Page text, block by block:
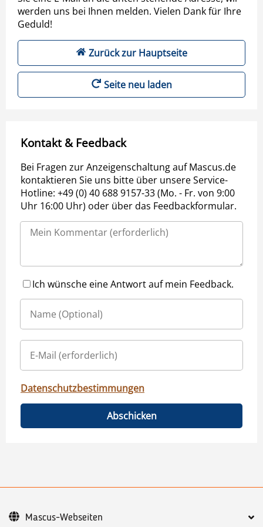
werden uns bei Ihnen melden. Vielen Dank für Ihre
Geduld!
Zurück zur Hauptseite
Seite neu laden
Kontakt & Feedback
Bei Fragen zur Anzeigenschaltung auf Mascus.de
kontaktieren Sie uns bitte über unsere Service-
Hotline: +49 (0) 40 688 9157-33 (Mo. - Fr. von 9:00
Uhr 16:00 Uhr) oder über das Feedbackformular.
Ich wünsche eine Antwort auf mein Feedback.
Datenschutzbestimmungen
Abschicken
Mascus-Webseiten